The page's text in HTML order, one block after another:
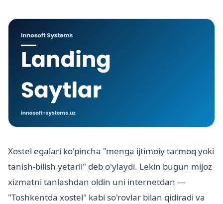
Xostel egalari ko'pincha "menga ijtimoiy tarmoq yoki
tanish-bilish yetarli" deb o'ylaydi. Lekin bugun mijoz
xizmatni tanlashdan oldin uni internetdan —
"Toshkentda xostel" kabi so'rovlar bilan qidiradi va